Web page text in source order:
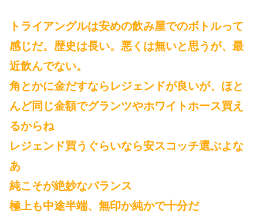
トライアングルは安めの飲み屋でのボトルって
感じだ。歴史は長い。悪くは無いと思うが、最
近飲んでない。
角とかに金だすならレジェンドが良いが、ほと
んど同じ金額でグランツやホワイトホース買え
るからね
レジェンド買うぐらいなら安スコッチ選ぶよな
あ
純こそが絶妙なバランス
極上も中途半端、無印か純かで十分だ